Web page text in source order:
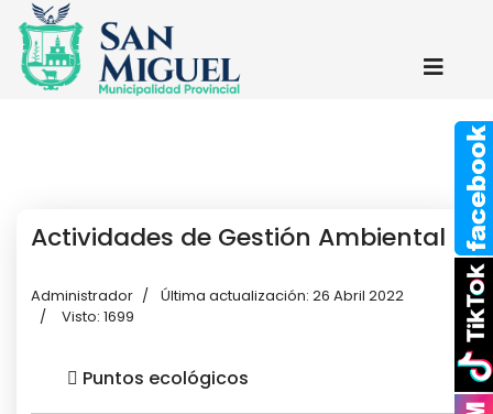
Actividades de Gestión Ambiental
Administrador
Última actualización: 26 Abril 2022
Visto: 1699
Puntos ecológicos